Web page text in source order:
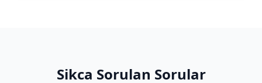
Sikca Sorulan Sorular